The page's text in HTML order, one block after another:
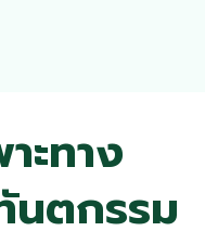
ะทาง
นตกรรม